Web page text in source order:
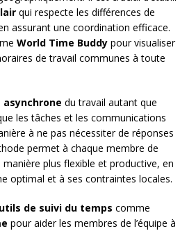
qui respecte les différences de
assurant une coordination efficace.
World Time Buddy pour visualiser
de travail communes à toute
asynchrone du travail autant que
les tâches et les communications
à ne pas nécessiter de réponses
permet à chaque membre de
manière plus flexible et productive, en
optimal et à ses contraintes locales.
de suivi du temps comme
pour aider les membres de l’équipe à